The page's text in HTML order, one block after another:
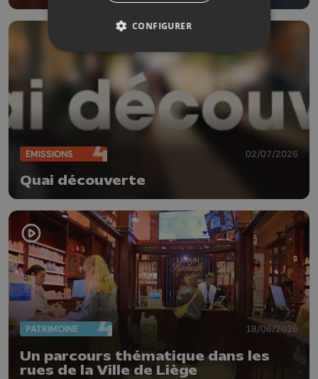
ÉMISSIONS 02/07/2026
Quai découverte
PATRIMOINE 18/06/2026
Un parcours thématique dans les
rues de la Ville de Liège
CONFIGURER